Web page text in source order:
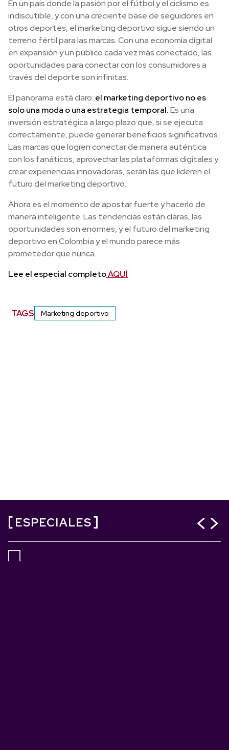
En un país donde la pasión por el fútbol y el ciclismo es
indiscutible, y con una creciente base de seguidores en
otros deportes, el marketing deportivo sigue siendo un
terreno fértil para las marcas. Con una economía digital
en expansión y un público cada vez más conectado, las
oportunidades para conectar con los consumidores a
través del deporte son infinitas.
El panorama está claro: el marketing deportivo no es
solo una moda o una estrategia temporal.Es una
inversión estratégica a largo plazo que, si se ejecuta
correctamente, puede generar beneficios significativos.
Las marcas que logren conectar de manera auténtica
con los fanáticos, aprovechar las plataformas digitales y
crear experiencias innovadoras, serán las que lideren el
futuro del marketing deportivo.
Ahora es el momento de apostar fuerte y hacerlo de
manera inteligente. Las tendencias están claras, las
oportunidades son enormes, y el futuro del marketing
deportivo en Colombia y el mundo parece más
prometedor que nunca.
Lee el especial completoAQUÍ
TAGS Marketing deportivo
ESPECIALES